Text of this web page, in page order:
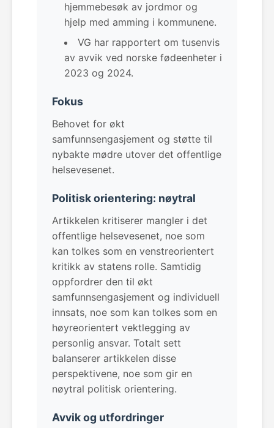
hjemmebesøk av jordmor og
hjelp med amming i kommunene.
VG har rapportert om tusenvis
av avvik ved norske fødeenheter i
2023 og 2024.
Fokus
Behovet for økt
samfunnsengasjement og støtte til
nybakte mødre utover det offentlige
helsevesenet.
Politisk orientering: nøytral
Artikkelen kritiserer mangler i det
offentlige helsevesenet, noe som
kan tolkes som en venstreorientert
kritikk av statens rolle. Samtidig
oppfordrer den til økt
samfunnsengasjement og individuell
innsats, noe som kan tolkes som en
høyreorientert vektlegging av
personlig ansvar. Totalt sett
balanserer artikkelen disse
perspektivene, noe som gir en
nøytral politisk orientering.
Avvik og utfordringer